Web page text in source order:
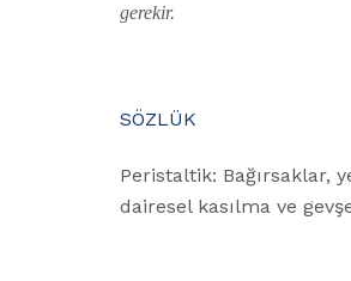
gerekir.
SÖZLÜK
Peristaltik: Bağırsaklar,
dairesel kasılma ve